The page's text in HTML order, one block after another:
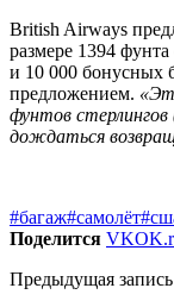
British Airways
размере 1394
и 10 000 бонусных
предложением.
фунтов стерлингов
дождаться
#багаж#самолёт
Поделится VK
Предыдущая запись